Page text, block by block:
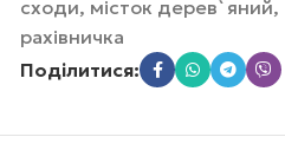
сходи, місток дерев`яний,
рахівничка
Поділитися: